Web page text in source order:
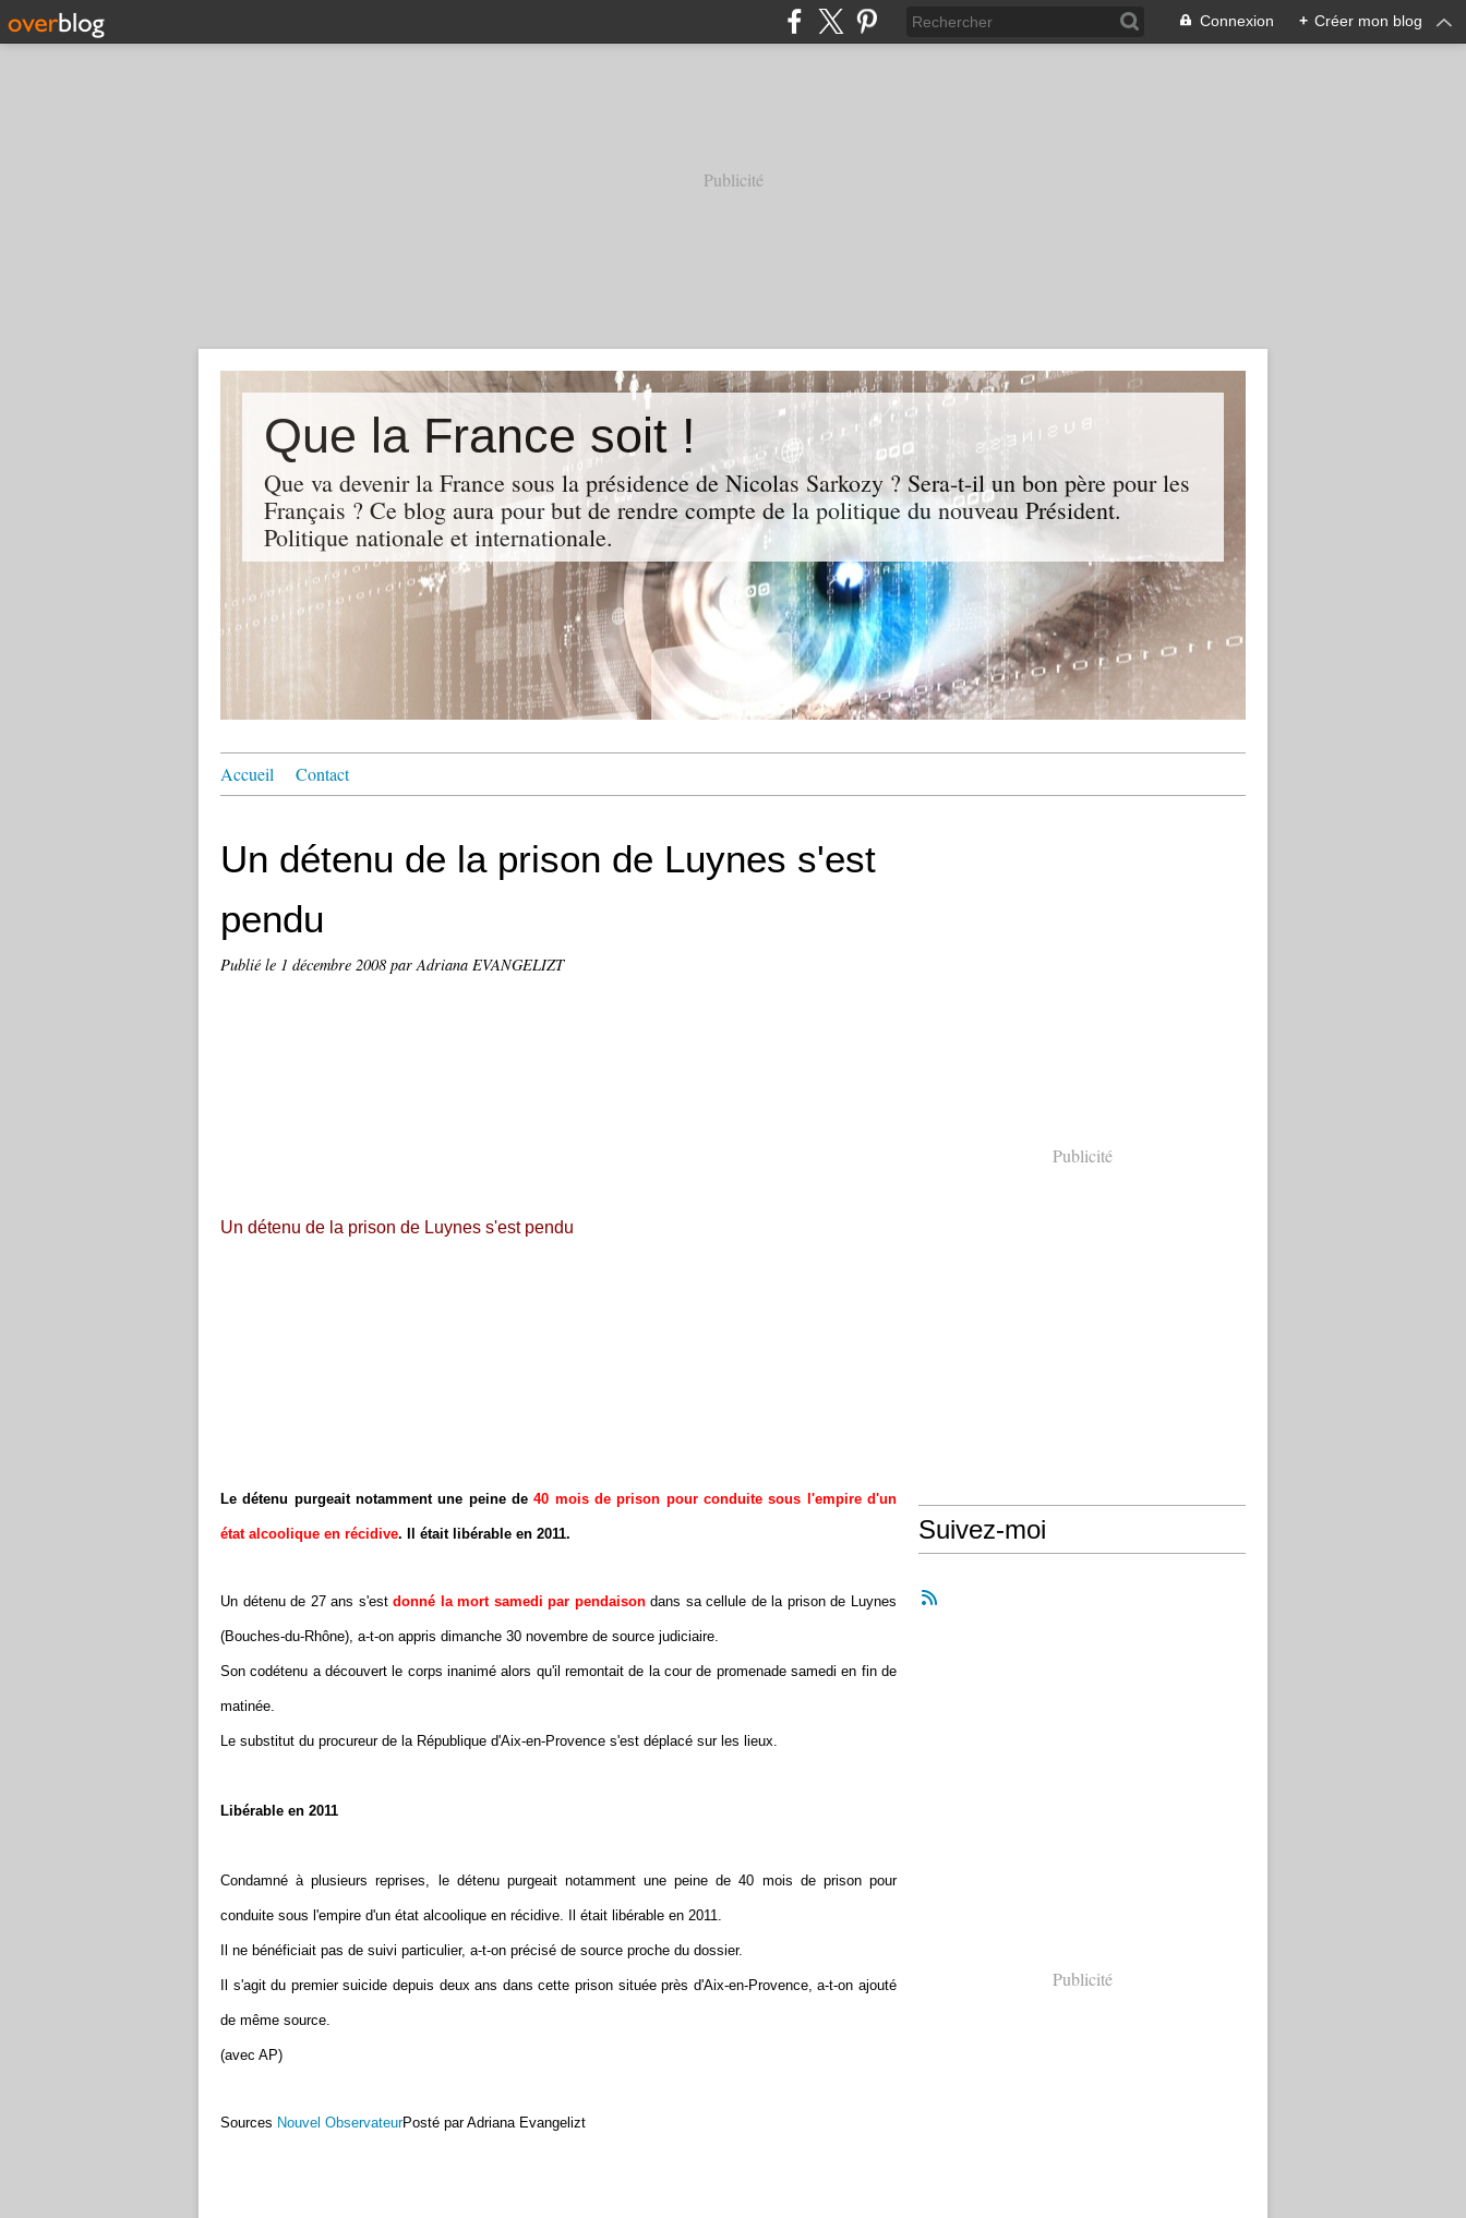
Connexion + Créer mon blog
Publicité
Que la France soit !
Que va devenir la France sous la présidence de Nicolas Sarkozy ? Sera-t-il un bon père pour les
Français ? Ce blog aura pour but de rendre compte de la politique du nouveau Président.
Politique nationale et internationale.
Accueil Contact
Un détenu de la prison de Luynes s'est
pendu
Publié le 1 décembre 2008 par Adriana EVANGELIZT
Un détenu de la prison de Luynes s'est pendu
Le détenu purgeait notamment une peine de40 mois de prison pour conduite sous l'empire d'un
état alcoolique en récidive. Il était libérable en 2011.
Un détenu de 27 ans s'estdonné la mort samedi par pendaisondans sa cellule de la prison de Luynes
(Bouches-du-Rhône), a-t-on appris dimanche 30 novembre de source judiciaire.
Son codétenu a découvert le corps inanimé alors qu'il remontait de la cour de promenade samedi en fin de
matinée.
Le substitut du procureur de la République d'Aix-en-Provence s'est déplacé sur les lieux.
Libérable en 2011
Condamné à plusieurs reprises, le détenu purgeait notamment une peine de 40 mois de prison pour
conduite sous l'empire d'un état alcoolique en récidive. Il était libérable en 2011.
Il ne bénéficiait pas de suivi particulier, a-t-on précisé de source proche du dossier.
Il s'agit du premier suicide depuis deux ans dans cette prison située près d'Aix-en-Provence, a-t-on ajouté
de même source.
(avec AP)
Sources Nouvel ObservateurPosté par Adriana Evangelizt
Publicité
Suivez-moi
Publicité